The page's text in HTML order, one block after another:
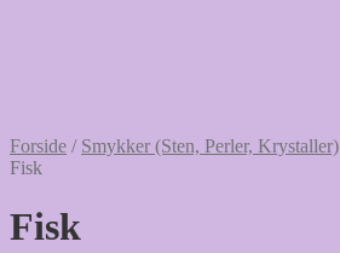
Forside / Smykker (Sten, Perler, Krystaller)
Fisk
Fisk